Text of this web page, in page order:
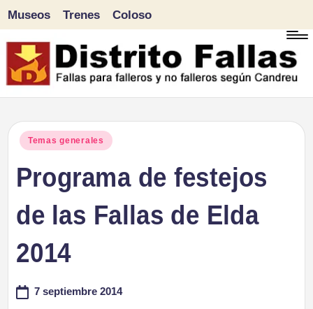
Saltar
al
Museos Trenes Coloso
Publicado
Temas generales
Programa de festejos
de las Fallas de Elda
2014
7 septiembre 2014